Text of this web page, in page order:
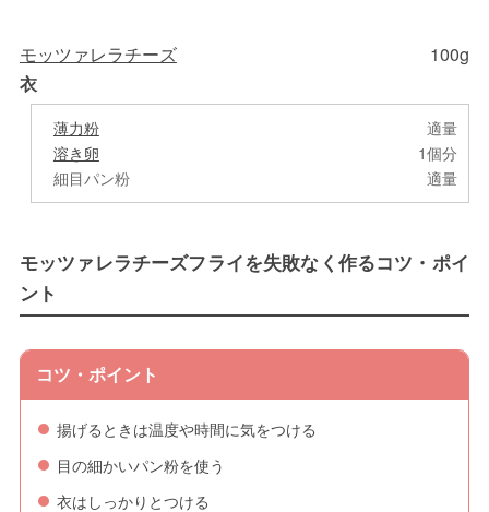
モッツァレラチーズ
100g
衣
薄力粉
適量
溶き卵
1個分
細目パン粉
適量
モッツァレラチーズフライを失敗なく作るコツ・ポイ
ント
コツ・ポイント
揚げるときは温度や時間に気をつける
目の細かいパン粉を使う
衣はしっかりとつける